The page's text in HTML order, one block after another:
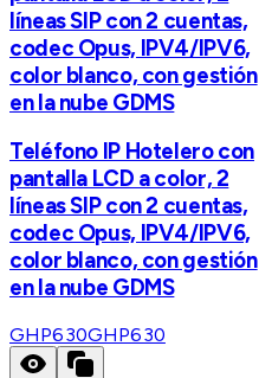
líneas SIP con 2 cuentas,
codec Opus, IPV4/IPV6,
color blanco, con gestión
en la nube GDMS
Teléfono IP Hotelero con
pantalla LCD a color, 2
líneas SIP con 2 cuentas,
codec Opus, IPV4/IPV6,
color blanco, con gestión
en la nube GDMS
GHP630GHP630